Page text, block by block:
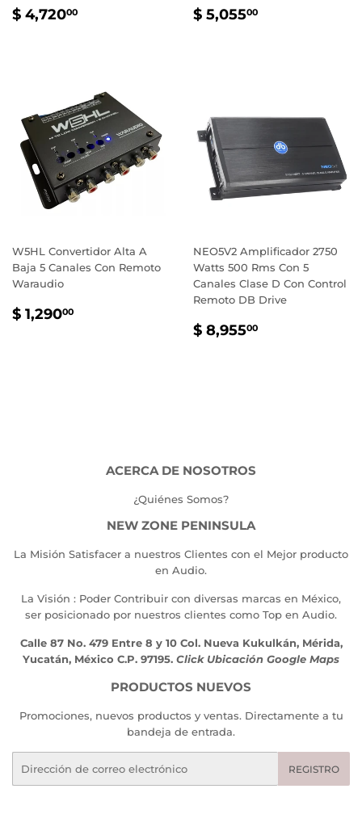
PRECIO
$ 4,72000 PRECIO
$ 5,05500
W5HL Convertidor Alta A
Baja 5 Canales Con Remoto
Waraudio
PRECIO
$ 1,29000
NEO5V2 Amplificador 2750
Watts 500 Rms Con 5
Canales Clase D Con Control
Remoto DB Drive
PRECIO
$ 8,95500
ACERCA DE NOSOTROS
¿Quiénes Somos?
NEW ZONE PENINSULA
La Misión Satisfacer a nuestros Clientes con el Mejor producto
en Audio.
La Visión : Poder Contribuir con diversas marcas en México,
ser posicionado por nuestros clientes como Top en Audio.
Calle 87 No. 479 Entre 8 y 10 Col. Nueva Kukulkán, Mérida,
Yucatán, México C.P. 97195. Click Ubicación Google Maps
PRODUCTOS NUEVOS
Promociones, nuevos productos y ventas. Directamente a tu
bandeja de entrada.
REGISTRO